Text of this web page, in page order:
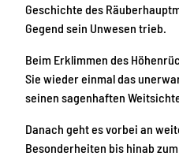
Geschichte des
Gegend sein Unwesen trieb.
Beim Erklimmen des
Sie wieder einmal das
seinen sagenhaften
Danach geht es vorbei an
Besonderheiten bis hinab